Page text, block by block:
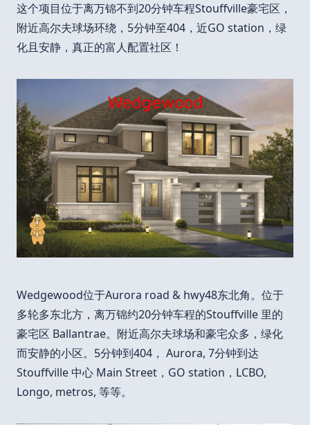
这个项目位于离万锦不到20分钟车程Stouffville豪宅区，
附近高尔夫球场环绕，5分钟至404，近GO station，绿
化且安静，真正的富人配置社区！
Wedgewood位于Aurora road & hwy48东北角。位于
多轮多东北方，离万锦约20分钟车程的Stouffville 里的
豪宅区 Ballantrae。附近高尔夫球场和豪宅众多，绿化
而安静的小区。5分钟到404， Aurora, 7分钟到达
Stouffville 中心 Main Street，GO station，LCBO,
Longo, metros, 等等。